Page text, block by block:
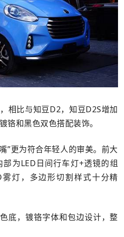
相比与知豆D2，知豆D2S增加
铬和黑色双色搭配装饰。
”更为符合年轻人的审美。前大
为LED日间行车灯+透镜的组
灯，多边形切割样式十分精
底，镀铬字体和包边设计，整